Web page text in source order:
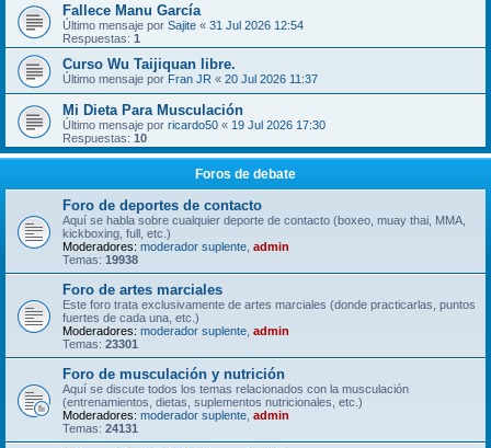
Fallece Manu García
Último mensaje por Sajite « 31 Jul 2026 12:54
Respuestas: 1
Curso Wu Taijiquan libre.
Último mensaje por Fran JR « 20 Jul 2026 11:37
Mi Dieta Para Musculación
Último mensaje por ricardo50 « 19 Jul 2026 17:30
Respuestas: 10
Foros de debate
Foro de deportes de contacto
Aquí se habla sobre cualquier deporte de contacto (boxeo, muay thai, MMA,
kickboxing, full, etc.)
Moderadores: moderador suplente admin
Temas: 19938
Foro de artes marciales
Este foro trata exclusivamente de artes marciales (donde practicarlas, puntos
fuertes de cada una, etc.)
Moderadores: moderador suplente admin
Temas: 23301
Foro de musculación y nutrición
Aquí se discute todos los temas relacionados con la musculación
(entrenamientos, dietas, suplementos nutricionales, etc.)
Moderadores: moderador suplente admin
Temas: 24131